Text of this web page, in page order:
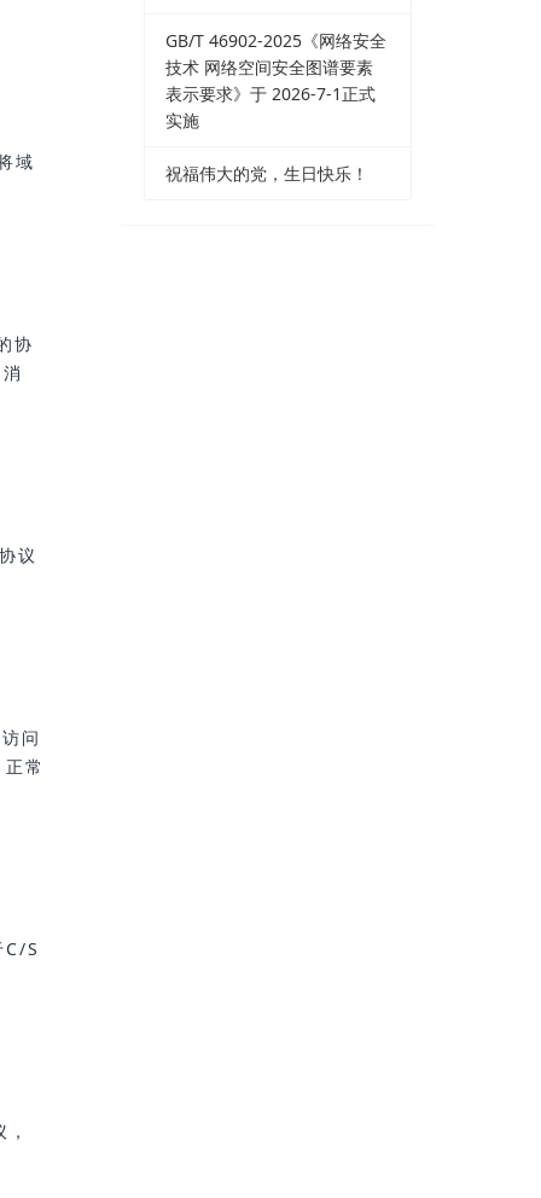
域
协
议
问
常
S
GB/T 46902-2025《网络安全
技术 网络空间安全图谱要素
表示要求》于 2026-7-1正式
实施
祝福伟大的党，生日快乐！